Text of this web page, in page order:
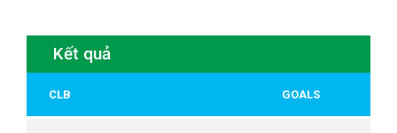
Kết quả
CLB GOALS